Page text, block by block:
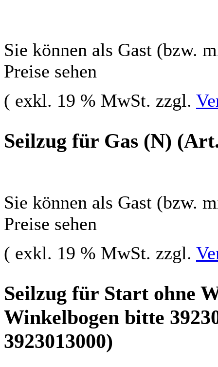
Sie können als Gast (bzw.
Preise sehen
( exkl. 19 % MwSt. zzgl.
Seilzug für Gas (N)
Sie können als Gast (bzw.
Preise sehen
( exkl. 19 % MwSt. zzgl.
Seilzug für Start ohne
Winkelbogen bitte
3923013000)